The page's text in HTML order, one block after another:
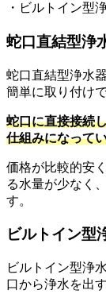
・ビルトイン型
蛇口直結型浄
蛇口直結型浄水
簡単に取り付け
蛇口に直接接続
仕組みになって
価格が比較的安
る水量が少なく
す。
ビルトイン型
ビルトイン型浄
口から浄水を出